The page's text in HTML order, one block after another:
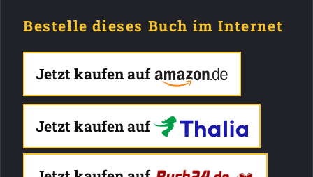
Bestelle dieses Buch im Internet
Jetzt kaufen auf
Jetzt kaufen auf